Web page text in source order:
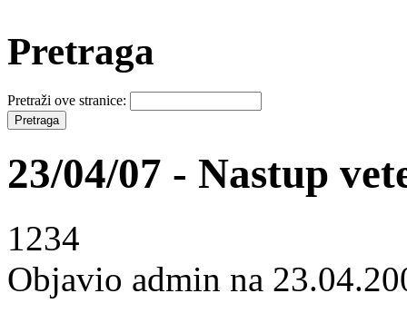
Pretraga
Pretraži ove stranice:
23/04/07 - Nastup
1234
Objavio admin na